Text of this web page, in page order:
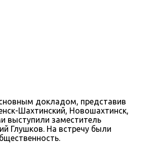
докладом, представив
Шахтинский, Новошахтинск,
выступили заместитель
Глушков. На встречу были